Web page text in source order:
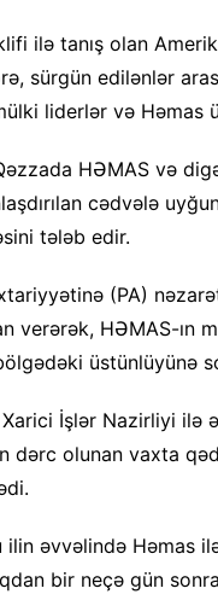
ilə tanış olan
sürgün edilənlər
liderlər və Həmas
HƏMAS və
cədvələ
tələb edir.
(PA)
verərək, HƏMAS-ın
üstünlüyünə
İşlər Nazirliyi ilə
dərc olunan vaxta
əvvəlində Həmas
bir neçə gün